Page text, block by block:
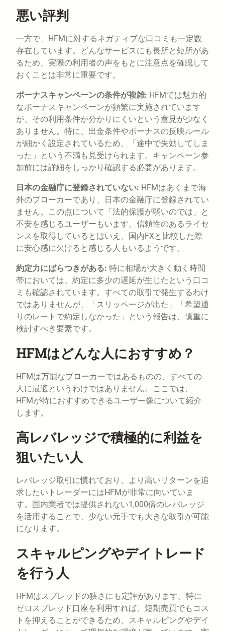
悪い評判
一方で、HFMに対するネガティブな口コミも一定数
存在しています。どんなサービスにも長所と短所があ
るため、実際の利用者の声をもとに注意点を確認して
おくことは非常に重要です。
ボーナスキャンペーンの条件が複雑: HFMでは魅力的
なボーナスキャンペーンが頻繁に実施されています
が、その利用条件が分かりにくいという意見が少なく
ありません。特に、出金条件やボーナスの反映ルール
が細かく設定されているため、「途中で失効してしま
った」という不満も見受けられます。キャンペーン参
加前には詳細をしっかり確認する必要があります。
日本の金融庁に登録されていない: HFMはあくまで海
外のブローカーであり、日本の金融庁に登録されてい
ません。この点について「法的保護が弱いのでは」と
不安を感じるユーザーもいます。信頼性のあるライセ
ンスを取得しているとはいえ、国内FXと比較した際
に安心感に欠けると感じる人もいるようです。
約定力にばらつきがある: 特に相場が大きく動く時間
帯においては、約定に多少の遅延が生じたという口コ
ミも確認されています。すべての取引で発生するわけ
ではありませんが、「スリッページが出た」「希望通
りのレートで約定しなかった」という報告は、慎重に
検討すべき要素です。
HFMはどんな人におすすめ？
HFMは万能なブローカーではあるものの、すべての
人に最適というわけではありません。ここでは、
HFMが特におすすめできるユーザー像について紹介
します。
高レバレッジで積極的に利益を
狙いたい人
レバレッジ取引に慣れており、より高いリターンを追
求したいトレーダーにはHFMが非常に向いていま
す。国内業者では提供されない1,000倍のレバレッジ
を活用することで、少ない元手でも大きな取引が可能
になります。
スキャルピングやデイトレード
を行う人
HFMはスプレッドの狭さにも定評があります。特に
ゼロスプレッド口座を利用すれば、短期売買でもコス
トを抑えることができるため、スキャルピングやデイ